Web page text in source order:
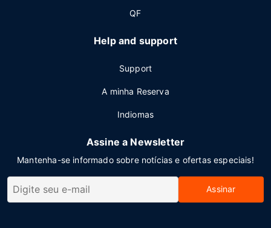
QF
Help and support
Support
A minha Reserva
Indiomas
Assine a Newsletter
Mantenha-se informado sobre notícias e ofertas especiais!
Assinar